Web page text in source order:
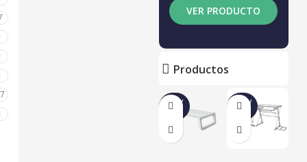
VER PRODUCTO
Productos
NUEV
O
NUEV
O